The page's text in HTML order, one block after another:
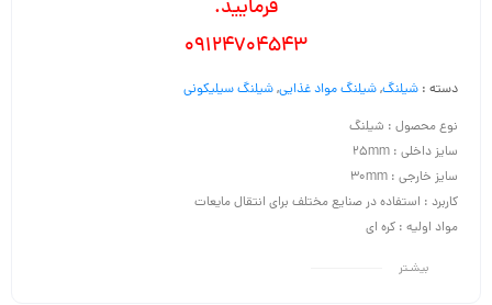
فرمایید.
09124704543
دسته : شیلنگ,شیلنگ مواد غذایی,شیلنگ سیلیکونی
نوع محصول : شیلنگ
سایز داخلی : 25mm
سایز خارجی : 30mm
کاربرد : استفاده در صنایع مختلف برای انتقال مایعات
مواد اولیه : کره ای
بیشـتر